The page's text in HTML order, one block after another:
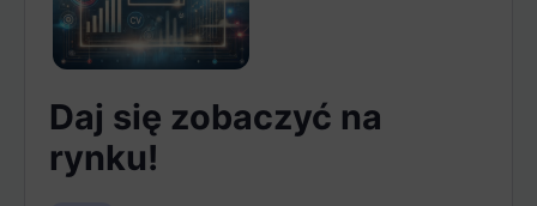
Daj się zobaczyć na
rynku!